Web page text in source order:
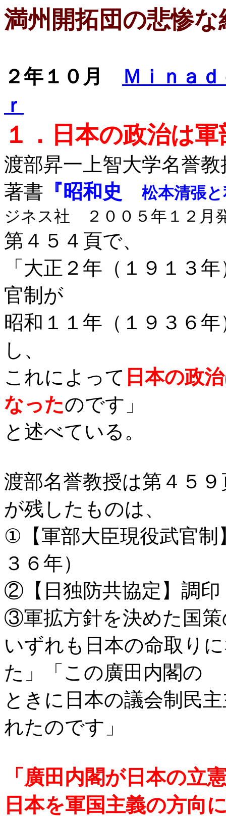
満州開拓団の悲惨な
２年１０月
Ｍｉｎａ
ｒ
１．日本の政治は
渡部昇一上智大学名誉
著書 『昭和史
松本清張
ジネス社 ２００５年１２月
第４５４頁で、
「大正２年（１９１３
官制が
昭和１１年（１９３６
し、
これによって 日本の政
なったのです」
と述べている。
渡部名誉教授は第４５
が残したものは、
①【軍部大臣現役武官制
３６年）
②【日独防共協定】調印
③軍拡方針を決めた国策
いずれも日本の命取り
た」「この廣田内閣の
ときに日本の議会制民
れたのです」
「廣田内閣が日本の立
日本を軍国主義の方向